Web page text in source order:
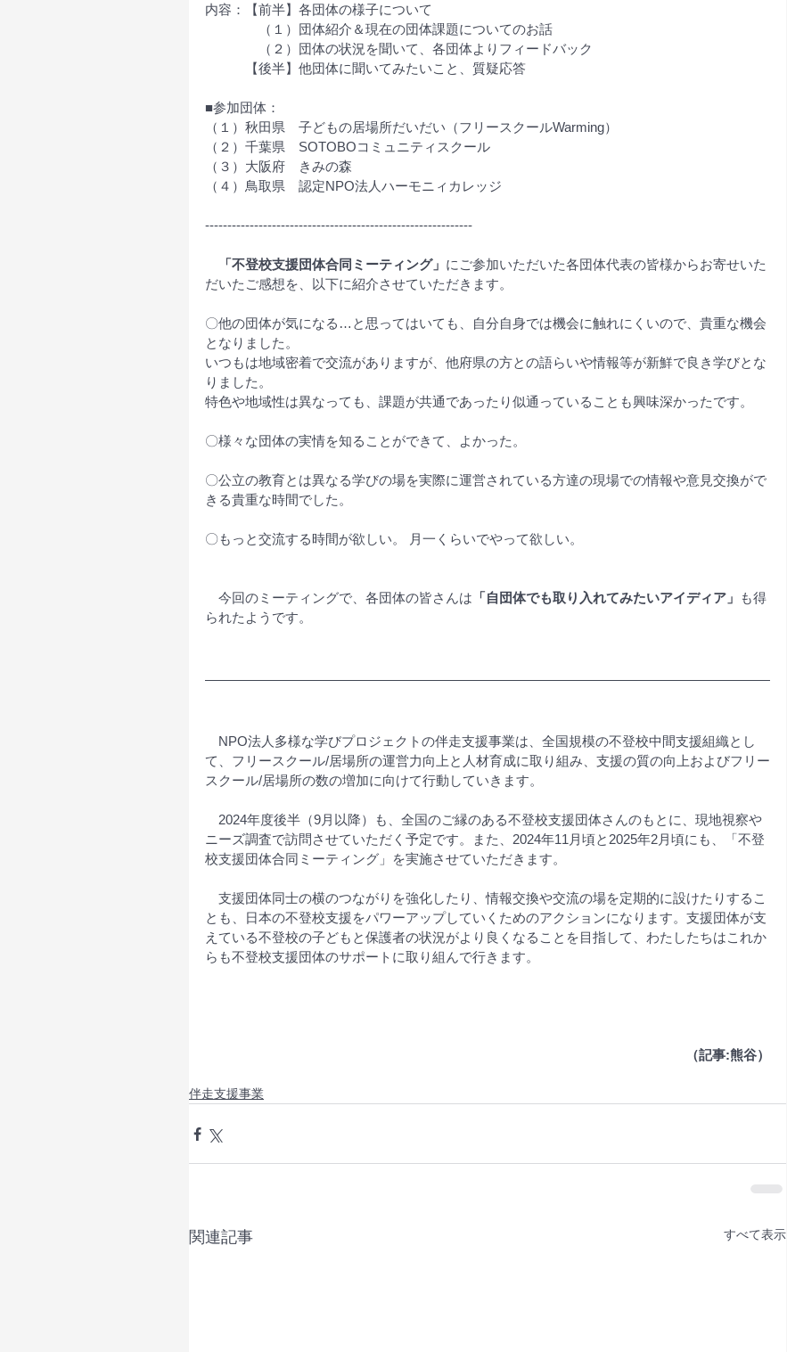
内容：【前半】各団体の様子について
（１）団体紹介＆現在の団体課題についてのお話
（２）団体の状況を聞いて、各団体よりフィードバック
【後半】他団体に聞いてみたいこと、質疑応答
■参加団体：
（１）秋田県　子どもの居場所だいだい（フリースクールWarming）
（２）千葉県　SOTOBOコミュニティスクール
（３）大阪府　きみの森
（４）鳥取県 認定NPO法人ハーモニィカレッジ
------------------------------------------------------------
「不登校支援団体合同ミーティング」 にご参加いただいた各団体代表の皆様からお寄せいた
だいたご感想を、以下に紹介させていただきます。
〇他の団体が気になる…と思ってはいても、自分自身では機会に触れにくいので、貴重な機会
となりました。
いつもは地域密着で交流がありますが、他府県の方との語らいや情報等が新鮮で良き学びとな
りました。
特色や地域性は異なっても、課題が共通であったり似通っていることも興味深かったです。
〇様々な団体の実情を知ることができて、よかった。
〇公立の教育とは異なる学びの場を実際に運営されている方達の現場での情報や意見交換がで
きる貴重な時間でした。
〇もっと交流する時間が欲しい。 月一くらいでやって欲しい。
今回のミーティングで、各団体の皆さんは 「 自団体でも取り入れてみたいアイディア 」
も得
られたようです。
NPO法人多様な学びプロジェクトの伴走支援事業は、全国規模の不登校中間支援組織とし
て、フリースクール/居場所の運営力向上と人材育成に取り組み、支援の質の向上およびフリー
スクール/居場所の数の増加に向けて行動していきます。
2024年度後半（9月以降）も、全国のご縁のある不登校支援団体さんのもとに、現地視察や
ニーズ調査で訪問させていただく予定です。また、2024年11月頃と2025年2月頃にも、「不登
校支援団体合同ミーティング」を実施させていただきます。
支援団体同士の横のつながりを強化したり、情報交換や交流の場を定期的に設けたりするこ
とも、日本の不登校支援をパワーアップしていくためのアクションになります。支援団体が支
えている不登校の子どもと保護者の状況がより良くなることを目指して、わたしたちはこれか
らも不登校支援団体のサポートに取り組んで行きます。
（記事:熊谷）
伴走支援事業
関連記事 すべて表示